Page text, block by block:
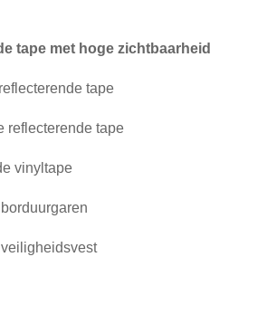
tape met hoge zichtbaarheid
tape
reflecterende tape
vinyltape